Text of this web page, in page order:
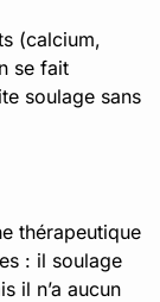
(calcium,
se fait
soulage sans
thérapeutique
: il soulage
il n’a aucun